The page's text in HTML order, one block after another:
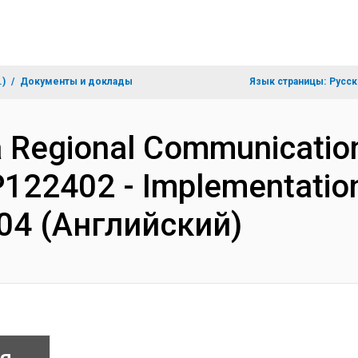
Документы и доклады Язык страницы:
-
(Английский)